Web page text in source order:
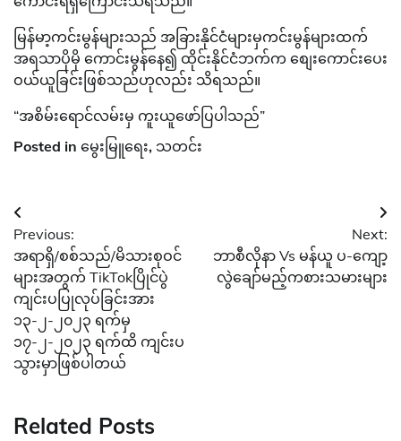
မြန်မာ့ကင်းမွန်များသည် အခြားနိုင်ငံများမှကင်းမွန်များထက်
အရသာပိုမို ကောင်းမွန်နေ၍ ထိုင်းနိုင်ငံဘက်က စျေးကောင်းပေး
ဝယ်ယူခြင်းဖြစ်သည်ဟုလည်း သိရသည်။
“အစိမ်းရောင်လမ်းမှ ကူးယူဖော်ပြပါသည်”
Posted in မွေးမြူရေး, သတင်း
Post
navigation
Previous:
အရာရှိ/စစ်သည်/မိသားစုဝင်
များအတွက် TikTokပြိုင်ပွဲ
ကျင်းပပြုလုပ်ခြင်းအား
၁၃-၂-၂၀၂၃ ရက်မှ
၁၇-၂-၂၀၂၃ ရက်ထိ ကျင်းပ
သွားမှာဖြစ်ပါတယ်
Next:
ဘာစီလိုနာ Vs မန်ယူ ပ-ကျော့
လွဲချော်မည့်ကစားသမားများ
Related Posts